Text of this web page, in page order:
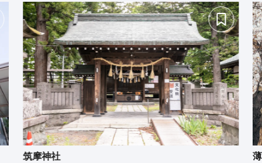
筑摩神社